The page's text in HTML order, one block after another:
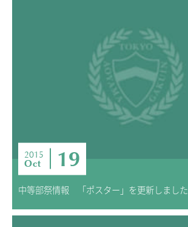
2015
Oct 19
中等部祭情報 「ポスター」を更新しました